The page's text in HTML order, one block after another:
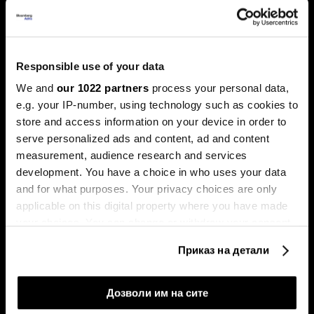
Responsible use of your data
We and our 1022 partners process your personal data,
e.g. your IP-number, using technology such as cookies to
store and access information on your device in order to
serve personalized ads and content, ad and content
measurement, audience research and services
development. You have a choice in who uses your data
and for what purposes. Your privacy choices are only
applicable on this digital property where you have made
If you allow, we would also like to:
Collect information about your geographical
Приказ на детали
Дозволи им на сите
Акциите на технолошките компании ја засилуваат
еуфоријата, политичките потреси и инфлацијата ги
погодија обврзниците
Берзански преглед:
Централните банки
мируваат, технологијата го
поттикнува растот
Портфолиото на
македонските резиденти во
странство првпат надмина
1,5 милијарда евра